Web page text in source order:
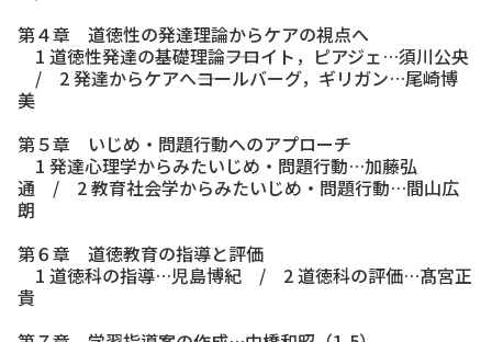
第４章 道徳性の発達理論からケアの視点へ
1 道徳性発達の基礎理論――フロイト，ピアジェ…須川公央
/ 2 発達からケアへ――コールバーグ，ギリガン…尾崎博
美
第５章 いじめ・問題行動へのアプローチ
1 発達心理学からみたいじめ・問題行動…加藤弘
通 / 2 教育社会学からみたいじめ・問題行動…間山広
朗
第６章 道徳教育の指導と評価
1 道徳科の指導…児島博紀 / 2 道徳科の評価…髙宮正
貴